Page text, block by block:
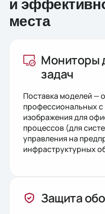
и
места
Мониторы
задач
Поставка моделей —
профессиональных
изображения для
процессов (для
управления на
инфраструктурных
Защита